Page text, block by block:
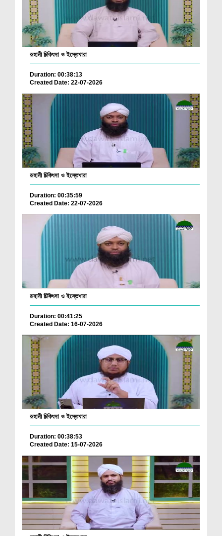
রূহানী চিকিৎসা ও ইস্তেখারা
Duration: 00:38:13
Created Date: 22-07-2026
রূহানী চিকিৎসা ও ইস্তেখারা
Duration: 00:35:59
Created Date: 22-07-2026
রূহানী চিকিৎসা ও ইস্তেখারা
Duration: 00:41:25
Created Date: 16-07-2026
রূহানী চিকিৎসা ও ইস্তেখারা
Duration: 00:38:53
Created Date: 15-07-2026